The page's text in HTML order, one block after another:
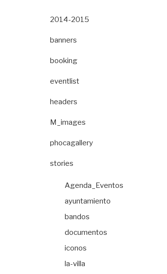
2014-2015
banners
booking
eventlist
headers
M_images
phocagallery
stories
Agenda_Eventos
ayuntamiento
bandos
documentos
iconos
la-villa